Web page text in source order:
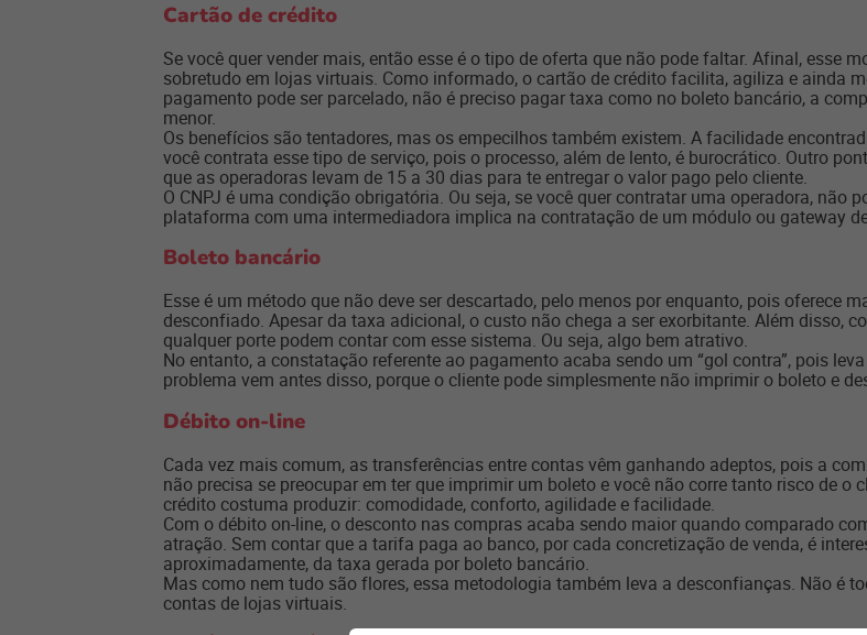
Cartão de crédito
Se você quer vender mais, então esse é o tipo de oferta que não pode faltar. Afinal, esse
sobretudo em lojas virtuais. Como informado, o cartão de crédito facilita, agiliza e ainda
pagamento pode ser parcelado, não é preciso pagar taxa como no boleto bancário, a
menor.
Os benefícios são tentadores, mas os empecilhos também existem. A facilidade
você contrata esse tipo de serviço, pois o processo, além de lento, é burocrático. Outro
que as operadoras levam de 15 a 30 dias para te entregar o valor pago pelo cliente.
O CNPJ é uma condição obrigatória. Ou seja, se você quer contratar uma operadora, não
plataforma com uma intermediadora implica na contratação de um módulo ou gateway
Boleto bancário
Esse é um método que não deve ser descartado, pelo menos por enquanto, pois oferece
desconfiado. Apesar da taxa adicional, o custo não chega a ser exorbitante. Além disso,
qualquer porte podem contar com esse sistema. Ou seja, algo bem atrativo.
No entanto, a constatação referente ao pagamento acaba sendo um “gol contra”, pois
problema vem antes disso, porque o cliente pode simplesmente não imprimir o boleto e
Débito on-line
Cada vez mais comum, as transferências entre contas vêm ganhando adeptos, pois a
não precisa se preocupar em ter que imprimir um boleto e você não corre tanto risco de o
crédito costuma produzir: comodidade, conforto, agilidade e facilidade.
Com o débito on-line, o desconto nas compras acaba sendo maior quando comparado
atração. Sem contar que a tarifa paga ao banco, por cada concretização de venda, é
aproximadamente, da taxa gerada por boleto bancário.
Mas como nem tudo são flores, essa metodologia também leva a desconfianças. Não é
contas de lojas virtuais.